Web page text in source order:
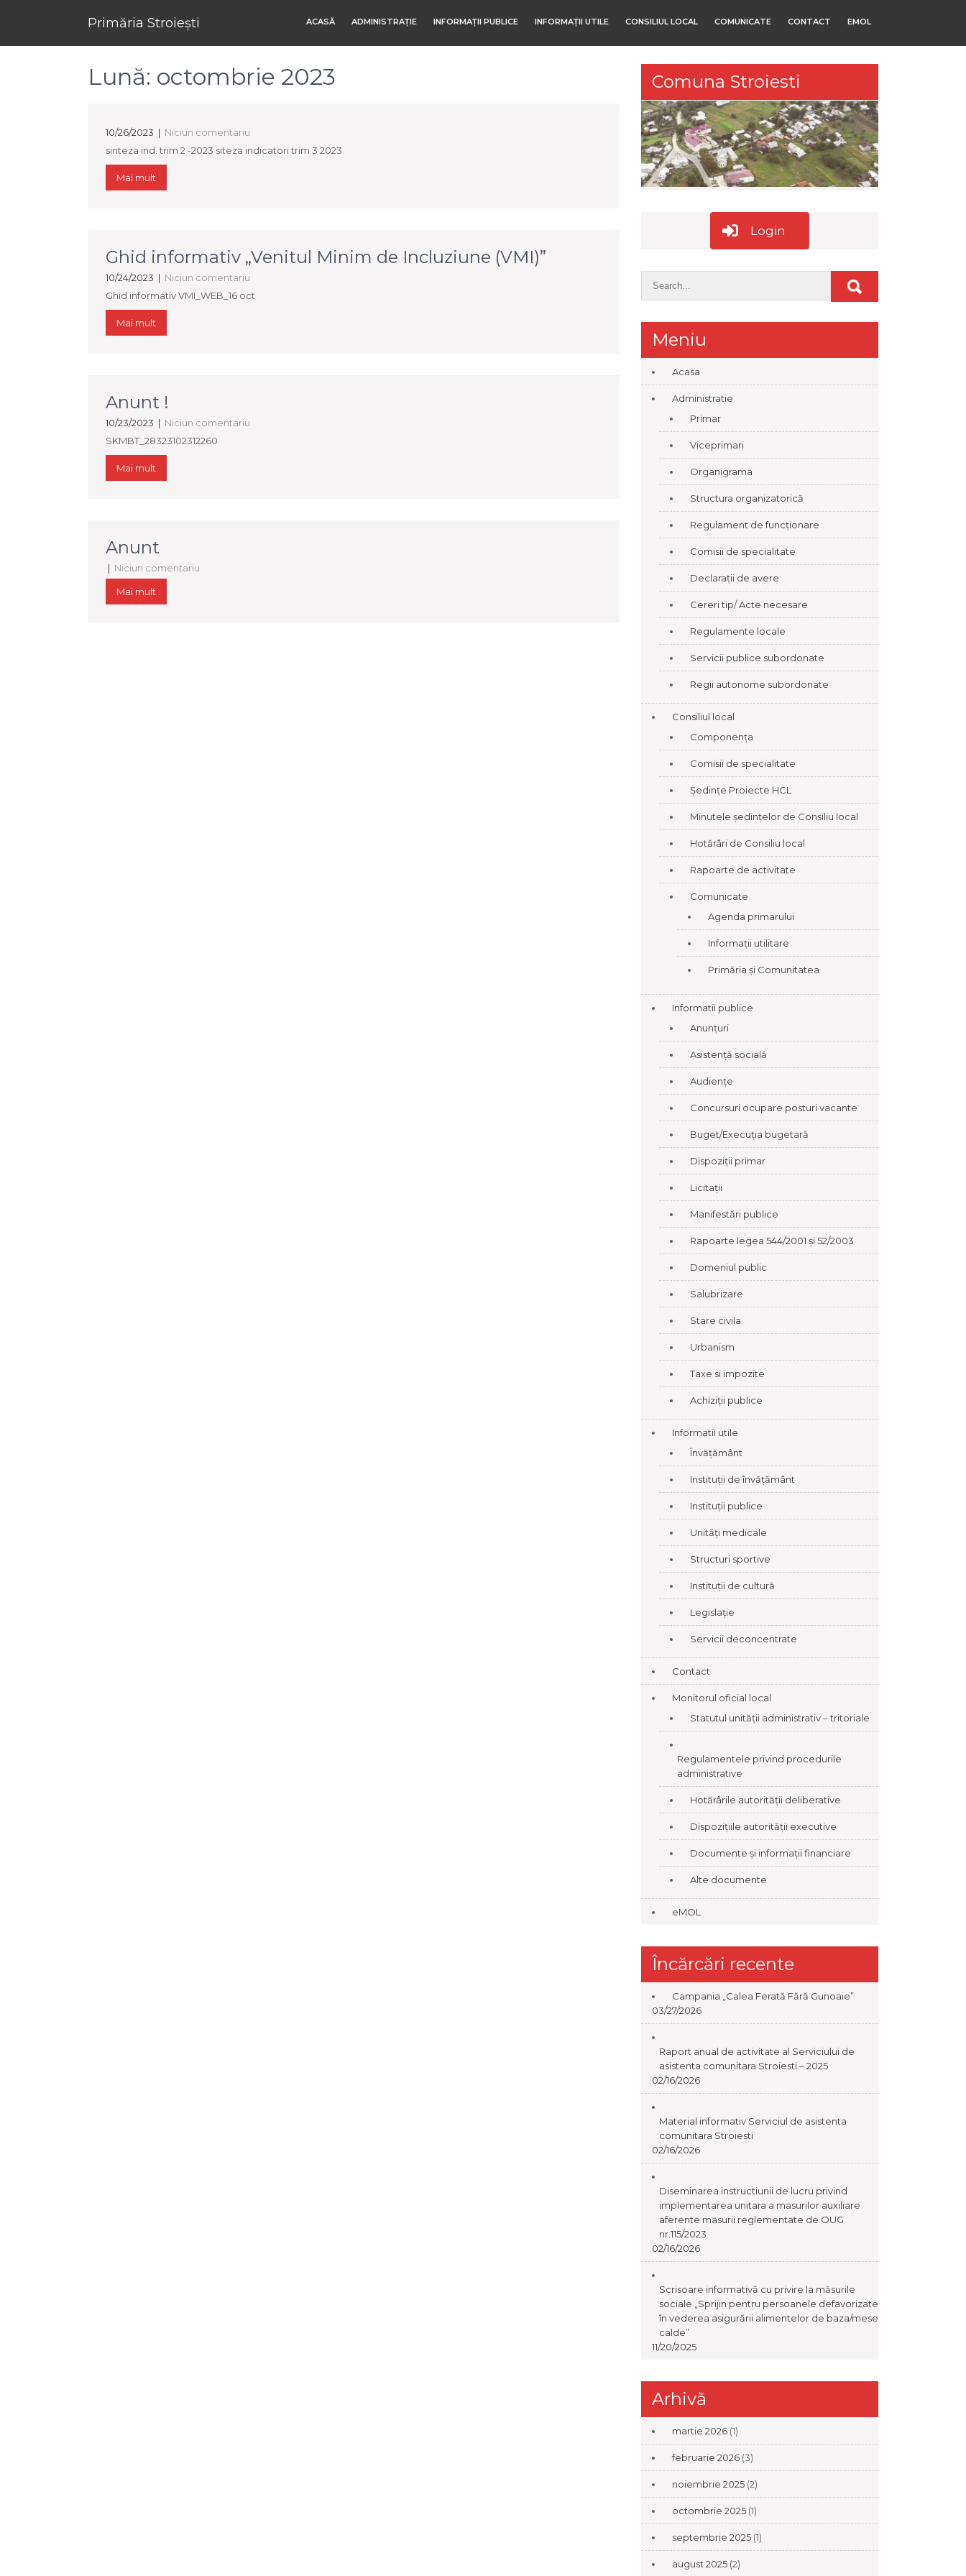
Primăria Stroiești ACASĂ ADMINISTRAȚIE INFORMAȚII PUBLICE INFORMAȚII UTILE CONSILIUL LOCAL COMUNICATE CONTACT EMOL
Lună: octombrie 2023
10/26/2023 | Niciun comentariu
sinteza ind. trim 2 -2023 siteza indicatori trim 3 2023
Mai mult
Ghid informativ „Venitul Minim de Incluziune (VMI)”
10/24/2023 | Niciun comentariu
Ghid informativ VMI_WEB_16 oct
Mai mult
Anunt !
10/23/2023 | Niciun comentariu
SKMBT_28323102312260
Mai mult
Anunt
| Niciun comentariu
Mai mult
Comuna Stroiesti
Login
Meniu
Acasa
Administratie
Primar
Viceprimari
Organigrama
Structura organizatorică
Regulament de funcționare
Comisii de specialitate
Declarații de avere
Cereri tip/ Acte necesare
Regulamente locale
Servicii publice subordonate
Regii autonome subordonate
Consiliul local
Componența
Comisii de specialitate
Ședințe Proiecte HCL
Minutele ședințelor de Consiliu local
Hotărâri de Consiliu local
Rapoarte de activitate
Comunicate
Agenda primarului
Informații utilitare
Primăria și Comunitatea
Informatii publice
Anunțuri
Asistență socială
Audiențe
Concursuri ocupare posturi vacante
Buget/Execuția bugetară
Dispoziții primar
Licitații
Manifestări publice
Rapoarte legea 544/2001 și 52/2003
Domeniul public
Salubrizare
Stare civila
Urbanism
Taxe si impozite
Achiziții publice
Informatii utile
Învățământ
Instituții de învățământ
Instituții publice
Unități medicale
Structuri sportive
Instituții de cultură
Legislație
Servicii deconcentrate
Contact
Monitorul oficial local
Statutul unității administrativ – tritoriale
Regulamentele privind procedurile
administrative
Hotărârile autorității deliberative
Dispozițiile autorității executive
Documente și informații financiare
Alte documente
eMOL
Încărcări recente
Campania „Calea Ferată Fără Gunoaie”
03/27/2026
Raport anual de activitate al Serviciului de
asistenta comunitara Stroiesti – 2025
02/16/2026
Material informativ Serviciul de asistenta
comunitara Stroiesti
02/16/2026
Diseminarea instructiunii de lucru privind
implementarea unitara a masurilor auxiliare
aferente masurii reglementate de OUG
nr.115/2023
02/16/2026
Scrisoare informativă cu privire la măsurile
sociale „Sprijin pentru persoanele defavorizate
în vederea asigurării alimentelor de baza/mese
calde”
11/20/2025
Arhivă
martie 2026 (1)
februarie 2026 (3)
noiembrie 2025 (2)
octombrie 2025 (1)
septembrie 2025 (1)
august 2025 (2)